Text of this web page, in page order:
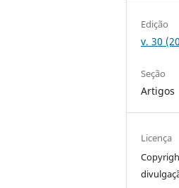
Edição
v. 30
Seção
Artigos
Licença